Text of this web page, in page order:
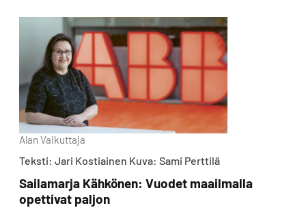
Alan Vaikuttaja
Teksti: Jari Kostiainen Kuva: Sami Perttilä
Sailamarja Kähkönen: Vuodet maailmalla
opettivat paljon